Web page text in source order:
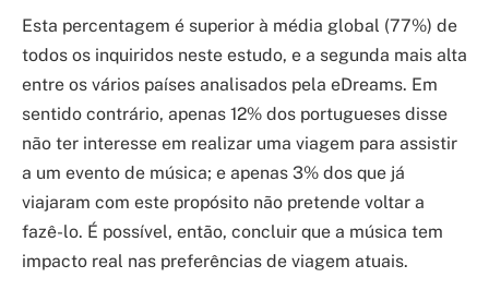
Esta percentagem é superior à média global (77%) de
todos os inquiridos neste estudo, e a segunda mais alta
entre os vários países analisados pela eDreams. Em
sentido contrário, apenas 12% dos portugueses disse
não ter interesse em realizar uma viagem para assistir
a um evento de música; e apenas 3% dos que já
viajaram com este propósito não pretende voltar a
fazê-lo. É possível, então, concluir que a música tem
impacto real nas preferências de viagem atuais.